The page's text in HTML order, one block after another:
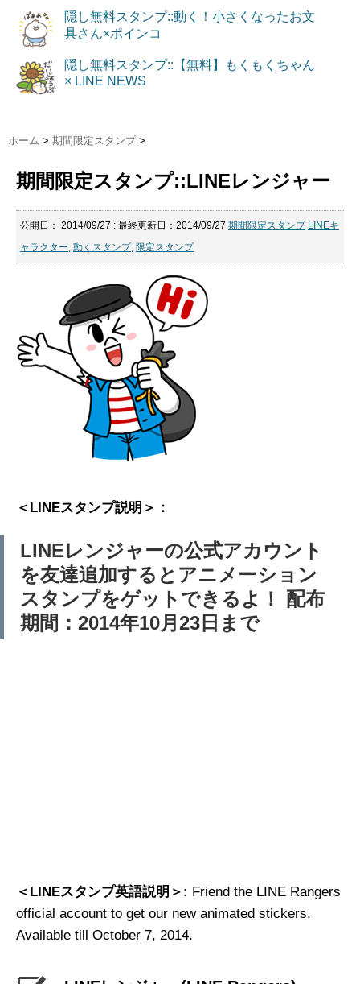
隠し無料スタンプ::動く！小さくなったお文
具さん×ポインコ
隠し無料スタンプ::【無料】もくもくちゃん
× LINE NEWS
ホーム > 期間限定スタンプ >
期間限定スタンプ::LINEレンジャー
公開日： 2014/09/27 : 最終更新日：2014/09/27 期間限定スタンプ LINEキ
ャラクター, 動くスタンプ, 限定スタンプ
＜LINEスタンプ説明＞：
LINEレンジャーの公式アカウント
を友達追加するとアニメーション
スタンプをゲットできるよ！ 配布
期間：2014年10月23日まで
＜LINEスタンプ英語説明＞: Friend the LINE Rangers
official account to get our new animated stickers.
Available till October 7, 2014.